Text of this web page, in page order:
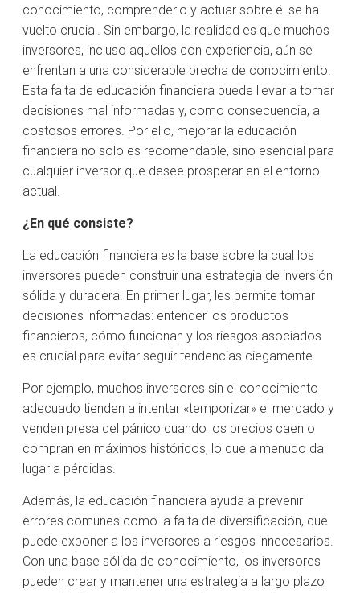
conocimiento, comprenderlo y actuar sobre él se ha
vuelto crucial. Sin embargo, la realidad es que muchos
inversores, incluso aquellos con experiencia, aún se
enfrentan a una considerable brecha de conocimiento.
Esta falta de educación financiera puede llevar a tomar
decisiones mal informadas y, como consecuencia, a
costosos errores. Por ello, mejorar la educación
financiera no solo es recomendable, sino esencial para
cualquier inversor que desee prosperar en el entorno
actual.
¿En qué consiste?
La educación financiera es la base sobre la cual los
inversores pueden construir una estrategia de inversión
sólida y duradera. En primer lugar, les permite tomar
decisiones informadas: entender los productos
financieros, cómo funcionan y los riesgos asociados
es crucial para evitar seguir tendencias ciegamente.
Por ejemplo, muchos inversores sin el conocimiento
adecuado tienden a intentar «temporizar» el mercado y
venden presa del pánico cuando los precios caen o
compran en máximos históricos, lo que a menudo da
lugar a pérdidas.
Además, la educación financiera ayuda a prevenir
errores comunes como la falta de diversificación, que
puede exponer a los inversores a riesgos innecesarios.
Con una base sólida de conocimiento, los inversores
pueden crear y mantener una estrategia a largo plazo